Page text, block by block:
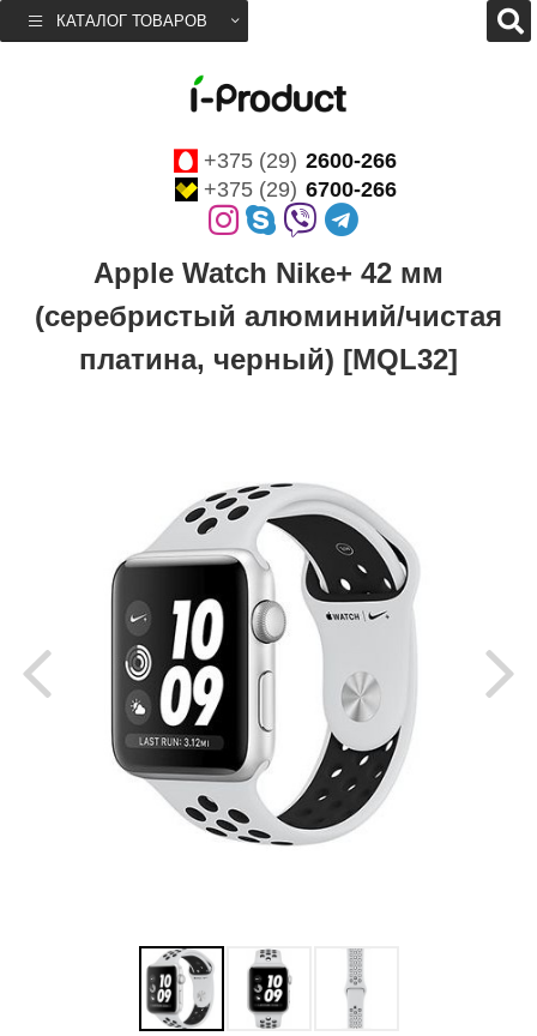
КАТАЛОГ ТОВАРОВ
+375 (29) 2600-266
+375 (29) 6700-266
Apple Watch Nike+ 42 мм
(серебристый алюминий/чистая
платина, черный) [MQL32]